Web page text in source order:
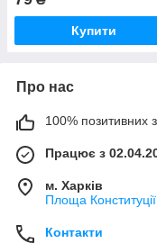
Купити
Про нас
100% позитивних з
Працює з
м. Харків
Площа
Контакти